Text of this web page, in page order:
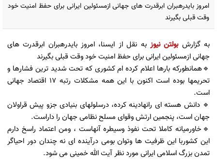
امروز بایدرهبران ابرقدرت های جهانی ازمسئولین ایرانی برای حفظ امنیت خود
وقت قبلی بگیرند
به گزارشبولتن نیوز به نقل از ایسنا، امروز بایدرهبران ابرقدرت های
جهانی ازمسئولین ایرانی برای حفظ امنیت خود وقت قبلی بگیرند
🔹همانطورکه بارها اعلام کرده ام کشوری که تحت شدید ترین فشارها و
تحریمها بوده است اکنون با این همه مشکلات رتبه ۱۷ اقتصاد جهانی
است.
🔹 دانش هسته ای رانهادینه کرده، درسلولهای بنیادی جزو پیش قراولان
جهان است، پنجمین ارتش وقوای مسلح نظامی جهان را داراست.
🔹خاورمیانه کاملا تحت نفوذ وسیطره آنهاست ، ومن اعتماد راسخ دارم
این کشوربا این ظرفیت ها وتوان بومی درآینده ای نه چندان دور احیاگر
تمدن بزرگ اسلامی ایرانی مورد نظر آیت الله خمینی می شود.